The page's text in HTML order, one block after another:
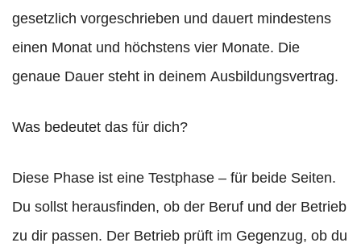
gesetzlich vorgeschrieben und dauert mindestens
einen Monat und höchstens vier Monate. Die
genaue Dauer steht in deinem Ausbildungsvertrag.
Was bedeutet das für dich?
Diese Phase ist eine Testphase – für beide Seiten.
Du sollst herausfinden, ob der Beruf und der Betrieb
zu dir passen. Der Betrieb prüft im Gegenzug, ob du